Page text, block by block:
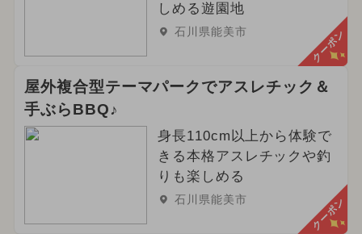
しめる遊園地
石川県能美市 クーポン
屋外複合型テーマパークでアスレチック＆
手ぶらBBQ♪
身長110cm以上から体験で
きる本格アスレチックや釣
りも楽しめる
石川県能美市 クーポン